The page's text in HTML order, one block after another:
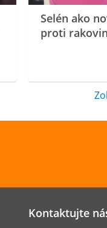
Selén ako
proti
Kontaktujte